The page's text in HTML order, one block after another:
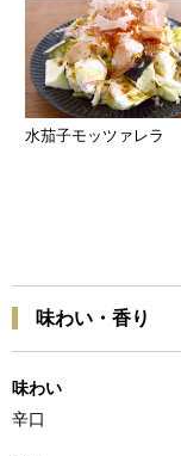
水茄子モッツァレラ
味わい・香り
味わい
辛口